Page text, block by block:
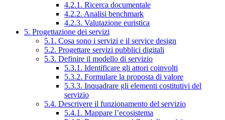
4.2.1. Ricerca documentale
4.2.2. Analisi benchmark
4.2.3. Valutazione euristica
5. Progettazione dei servizi
5.1. Cosa sono i servizi e il service design
5.2. Progettare servizi pubblici digitali
5.3. Definire il modello di servizio
5.3.1. Identificare gli attori coinvolti
5.3.2. Formulare la proposta di valore
5.3.3. Inquadrare gli elementi costitutivi del
servizio
5.4. Descrivere il funzionamento del servizio
5.4.1. Mappare l’ecosistema